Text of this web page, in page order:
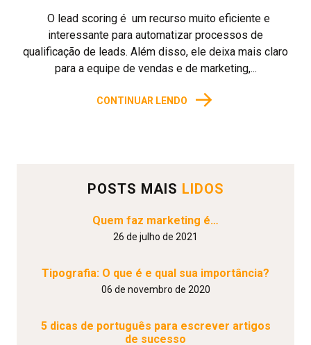
O lead scoring é um recurso muito eficiente e
interessante para automatizar processos de
qualificação de leads. Além disso, ele deixa mais claro
para a equipe de vendas e de marketing,...
CONTINUAR LENDO →
POSTS MAIS LIDOS
Quem faz marketing é…
26 de julho de 2021
Tipografia: O que é e qual sua importância?
06 de novembro de 2020
5 dicas de português para escrever artigos
de sucesso